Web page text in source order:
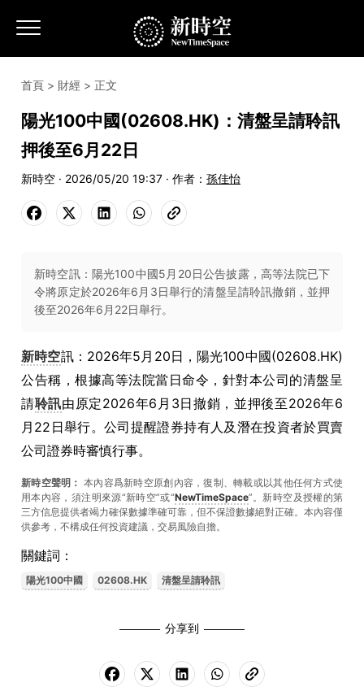
首頁 > 財經 > 正文
陽光100中國(02608.HK)：清盤呈請聆訊
押後至6月22日
新時空 · 2026/05/20 19:37 · 作者： 孫佳怡
新時空訊：陽光100中國5月20日公告披露，高等法院已下
令將原定於2026年6月3日舉行的清盤呈請聆訊撤銷，並押
後至2026年6月22日舉行。
新時空訊：2026年5月20日，陽光100中國(02608.HK)
公告稱，根據高等法院當日命令，針對本公司的清盤呈
請聆訊由原定2026年6月3日撤銷，並押後至2026年6
月22日舉行。公司提醒證券持有人及潛在投資者於買賣
公司證券時審慎行事。
新時空聲明： 本內容爲新時空原創內容，復制、轉載或以其他任何方式使
用本內容，須注明來源“新時空”或“NewTimeSpace”。新時空及授權的第
三方信息提供者竭力確保數據準確可靠，但不保證數據絕對正確。本內容僅
供參考，不構成任何投資建議，交易風險自擔。
關鍵詞：
陽光100中國 02608.HK 清盤呈請聆訊
分享到